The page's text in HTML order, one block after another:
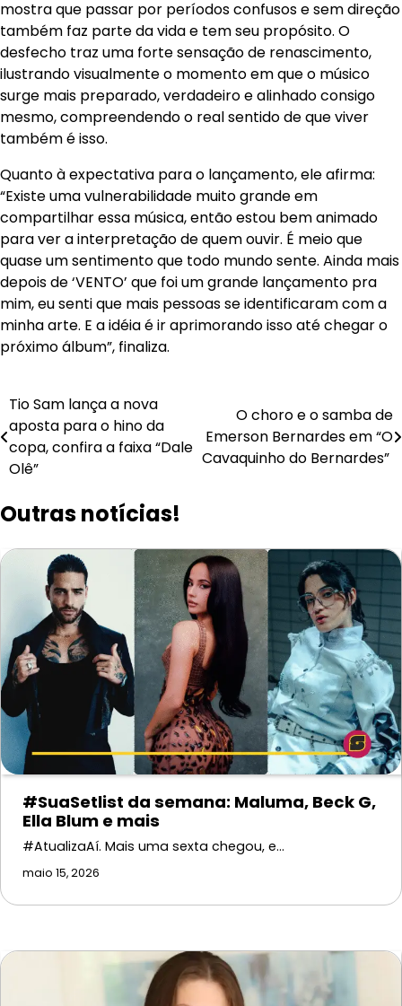
mostra que passar por períodos confusos e sem direção
também faz parte da vida e tem seu propósito. O
desfecho traz uma forte sensação de renascimento,
ilustrando visualmente o momento em que o músico
surge mais preparado, verdadeiro e alinhado consigo
mesmo, compreendendo o real sentido de que viver
também é isso.
Quanto à expectativa para o lançamento, ele afirma:
“Existe uma vulnerabilidade muito grande em
compartilhar essa música, então estou bem animado
para ver a interpretação de quem ouvir. É meio que
quase um sentimento que todo mundo sente. Ainda mais
depois de ‘VENTO’ que foi um grande lançamento pra
mim, eu senti que mais pessoas se identificaram com a
minha arte. E a idéia é ir aprimorando isso até chegar o
próximo álbum”, finaliza.
Navegação
de
Post
Tio Sam lança a nova
aposta para o hino da
copa, confira a faixa “Dale
Olê”
O choro e o samba de
Emerson Bernardes em “O
Cavaquinho do Bernardes”
Outras notícias!
#SuaSetlist da semana: Maluma, Beck G,
Ella Blum e mais
#AtualizaAí. Mais uma sexta chegou, e…
maio 15, 2026